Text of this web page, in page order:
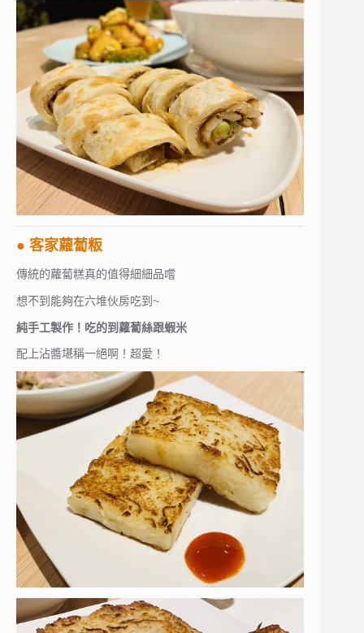
● 客家蘿蔔粄
傳統的蘿蔔糕真的值得細細品嚐
想不到能夠在六堆伙房吃到~
純手工製作！吃的到蘿蔔絲跟蝦米
配上沾醬堪稱一絕啊！超愛！